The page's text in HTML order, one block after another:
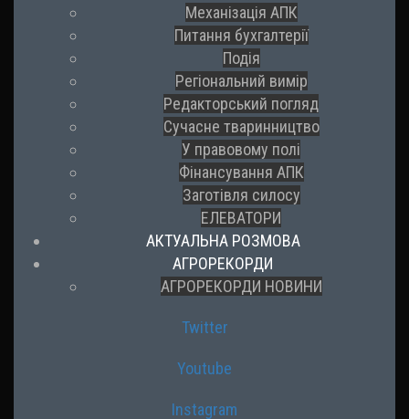
Механізація АПК
Питання бухгалтерії
Подія
Регіональний вимір
Редакторський погляд
Сучасне тваринництво
У правовому полі
Фінансування АПК
Заготівля силосу
ЕЛЕВАТОРИ
АКТУАЛЬНА РОЗМОВА
АГРОРЕКОРДИ
АГРОРЕКОРДИ НОВИНИ
Twitter
Youtube
Instagram